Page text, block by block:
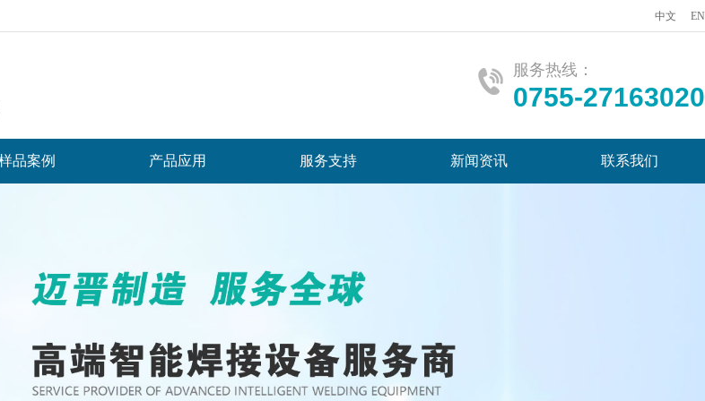
中文 EN
服务热线：
0755-27163020
品案例 产品应用 服务支持 新闻资讯 联系我们